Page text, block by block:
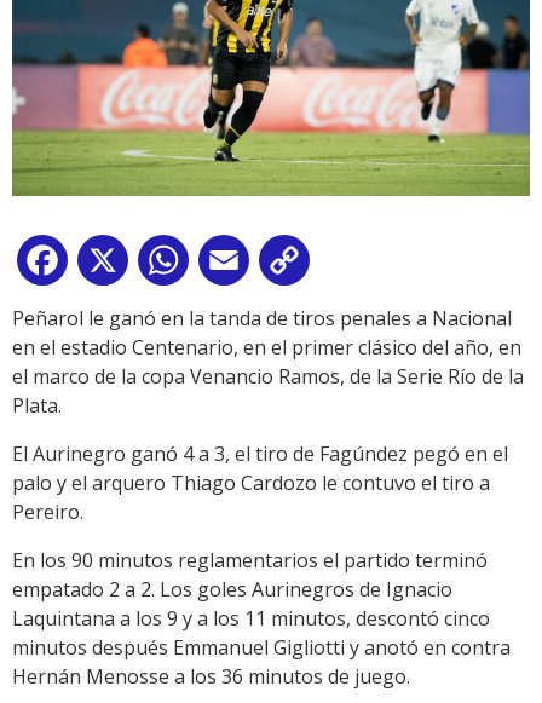
Facebook
X WhatsApp
Email
Link
Peñarol le ganó en la tanda de tiros penales a Nacional
en el estadio Centenario, en el primer clásico del año, en
el marco de la copa Venancio Ramos, de la Serie Río de la
Plata.
El Aurinegro ganó 4 a 3, el tiro de Fagúndez pegó en el
palo y el arquero Thiago Cardozo le contuvo el tiro a
Pereiro.
En los 90 minutos reglamentarios el partido terminó
empatado 2 a 2. Los goles Aurinegros de Ignacio
Laquintana a los 9 y a los 11 minutos, descontó cinco
minutos después Emmanuel Gigliotti y anotó en contra
Hernán Menosse a los 36 minutos de juego.